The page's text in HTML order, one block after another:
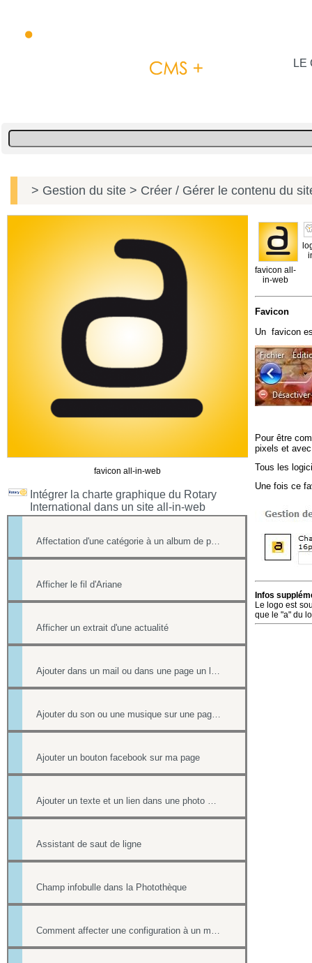
LE
> Gestion du site > Créer / Gérer le contenu du
favicon all-in-web
Intégrer la charte graphique du Rotary
International dans un site all-in-web
Afficher le fil d'Ariane
Afficher un extrait d'une actualité
Ajouter un bouton facebook sur ma page
Assistant de saut de ligne
Champ infobulle dans la Photothèque
favicon all-
in-web
Favicon
Un favicon
Pour être
pixels et
Tous les
Une fois ce
Infos
Le logo est
que le "a" du